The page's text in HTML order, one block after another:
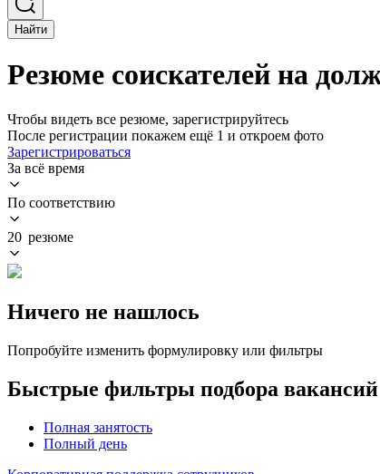
Найти
Резюме соискателей на
Чтобы видеть все резюме, зарегистрируйтесь
После регистрации покажем ещё 1 и откроем фото
Зарегистрироваться
За всё время
По соответствию
20 резюме
Ничего не нашлось
Попробуйте изменить формулировку или фильтры
Быстрые фильтры подбора вакансий
Полная занятость
Полный день